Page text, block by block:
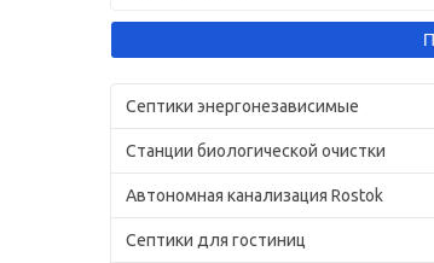
Септики энергонезависимые
Станции биологической очистки
Автономная канализация Rostok
Септики для гостиниц